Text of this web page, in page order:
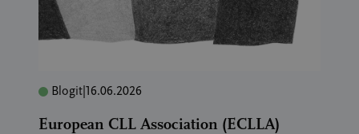
Blogit 16.06.2026
European CLL Association (ECLLA)